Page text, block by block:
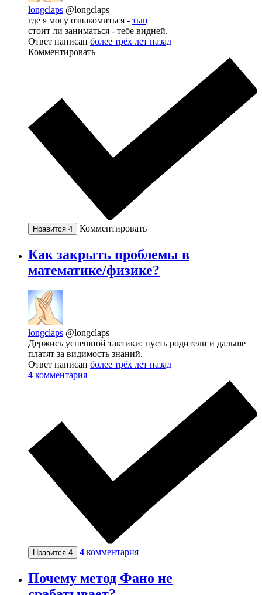
longclaps @longclaps
где я могу ознакомиться - тыц
стоит ли заниматься - тебе видней.
Ответ написан более трёх лет назад
Комментировать
Нравится 4 Комментировать
Как закрыть проблемы в
математике/физике?
longclaps @longclaps
Держись успешной тактики: пусть родители и дальше
платят за видимость знаний.
Ответ написан более трёх лет назад
4 комментария
Нравится 4 4 комментария
Почему метод Фано не